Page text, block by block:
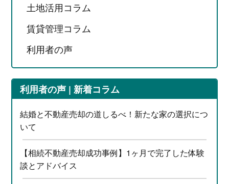
土地活用コラム
賃貸管理コラム
利用者の声
利用者の声 | 新着コラム
結婚と不動産売却の道しるべ！新たな家の選択につ
いて
【相続不動産売却成功事例】1ヶ月で完了した体験
談とアドバイス